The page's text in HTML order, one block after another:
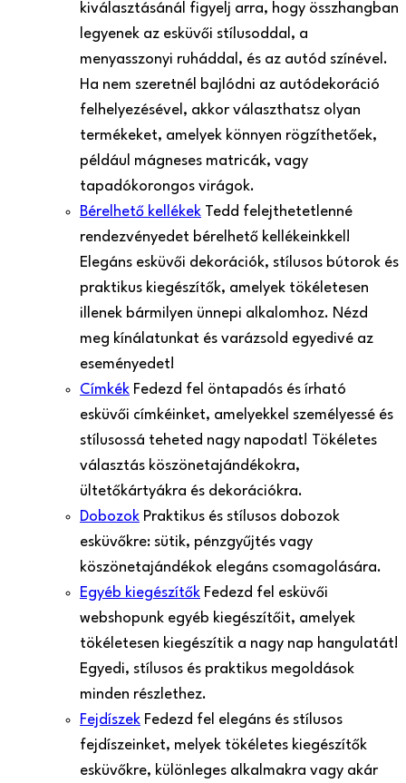
kiválasztásánál figyelj arra, hogy összhangban
legyenek az esküvői stílusoddal, a
menyasszonyi ruháddal, és az autód színével.
Ha nem szeretnél bajlódni az autódekoráció
felhelyezésével, akkor választhatsz olyan
termékeket, amelyek könnyen rögzíthetőek,
például mágneses matricák, vagy
tapadókorongos virágok.
Bérelhető kellékek Tedd felejthetetlenné
rendezvényedet bérelhető kellékeinkkel!
Elegáns esküvői dekorációk, stílusos bútorok és
praktikus kiegészítők, amelyek tökéletesen
illenek bármilyen ünnepi alkalomhoz. Nézd
meg kínálatunkat és varázsold egyedivé az
eseményedet!
Címkék Fedezd fel öntapadós és írható
esküvői címkéinket, amelyekkel személyessé és
stílusossá teheted nagy napodat! Tökéletes
választás köszönetajándékokra,
ültetőkártyákra és dekorációkra.
Dobozok Praktikus és stílusos dobozok
esküvőkre: sütik, pénzgyűjtés vagy
köszönetajándékok elegáns csomagolására.
Egyéb kiegészítők Fedezd fel esküvői
webshopunk egyéb kiegészítőit, amelyek
tökéletesen kiegészítik a nagy nap hangulatát!
Egyedi, stílusos és praktikus megoldások
minden részlethez.
Fejdíszek Fedezd fel elegáns és stílusos
fejdíszeinket, melyek tökéletes kiegészítők
esküvőkre, különleges alkalmakra vagy akár